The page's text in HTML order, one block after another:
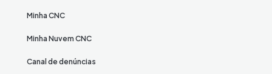
Minha CNC
Minha Nuvem CNC
Canal de denúncias